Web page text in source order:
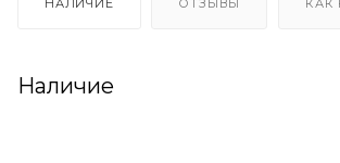
НАЛИЧИЕ ОТЗЫВЫ КАК
Наличие